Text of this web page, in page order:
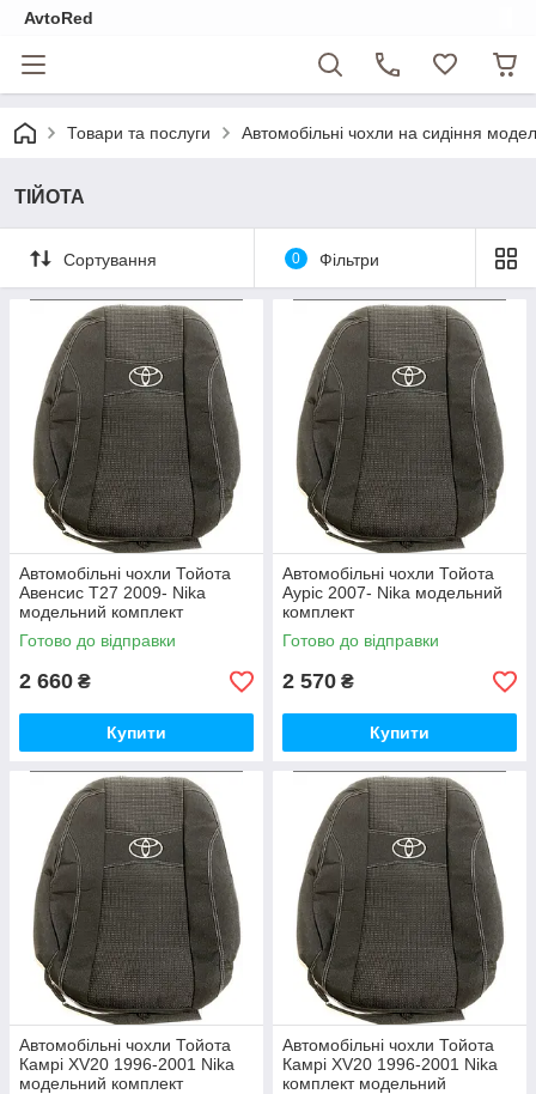
AvtoRed
Товари та послуги Автомобільні чохли на сидіння
ТІЙОТА
Сортування 0 Фільтри
Автомобільні чохли Тойота
Авенсис T27 2009- Nika
модельний комплект
Готово до відправки
2 660 ₴
Купити
Автомобільні чохли Тойота
Ауріс 2007- Nika модельний
комплект
Готово до відправки
2 570 ₴
Купити
Автомобільні чохли Тойота
Камрі XV20 1996-2001 Nika
модельний комплект
Автомобільні чохли Тойота
Камрі XV20 1996-2001 Nika
комплект модельний